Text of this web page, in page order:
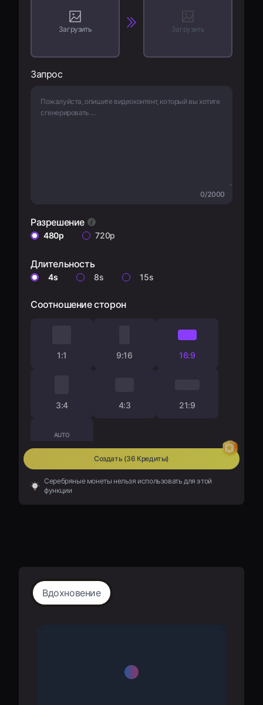
Загрузить Загрузить
Запрос
0/2000
Разрешение
480p 720p
Длительность
4s 8s 15s
Соотношение сторон
1:1 9:16 16:9
3:4 4:3 21:9
AUTO
Создать (36 Кредиты)
Серебряные монеты нельзя использовать для этой
функции
Вдохновение